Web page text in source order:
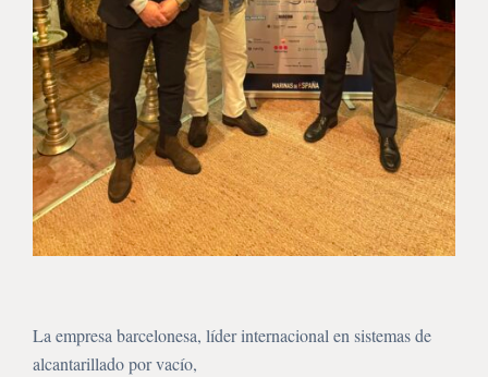
La empresa barcelonesa, líder internacional en sistemas de
alcantarillado por vacío,